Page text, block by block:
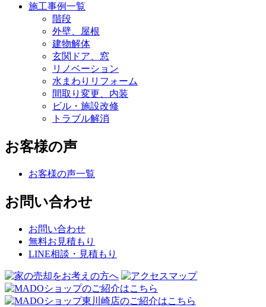
施工事例一覧
階段
外壁、屋根
建物解体
玄関ドア、窓
リノベーション
水まわりリフォーム
間取り変更、内装
ビル・施設改修
トラブル解消
お客様の声
お客様の声一覧
お問い合わせ
お問い合わせ
無料お見積もり
LINE相談・見積もり